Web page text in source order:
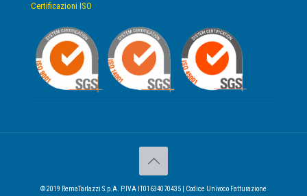
Certificazioni ISO
© 2019 RemaTarlazzi S.p.A. P.IVA IT01634070435 | Codice Univoco Fatturazione